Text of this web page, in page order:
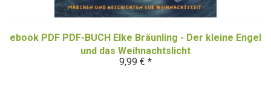
ebook PDF PDF-BUCH Elke Bräunling - Der kleine Engel
und das Weihnachtslicht
9,99 € *